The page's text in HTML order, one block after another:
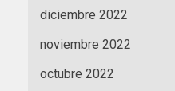
diciembre 2022
noviembre 2022
octubre 2022